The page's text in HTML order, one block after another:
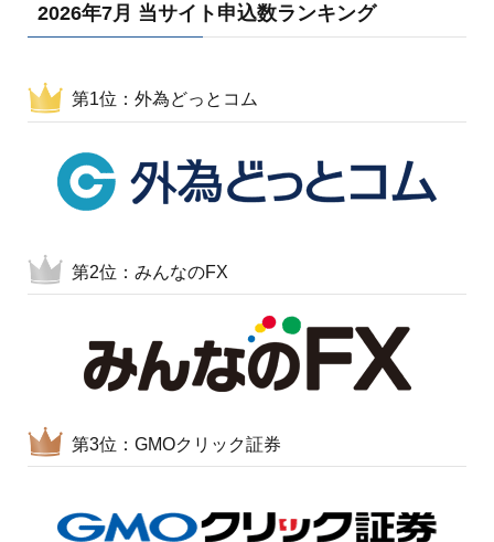
2026年7月 当サイト申込数ランキング
第1位：外為どっとコム
第2位：みんなのFX
第3位：GMOクリック証券